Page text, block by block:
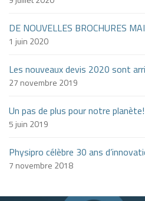
DE NOUVELLES BROCHURES
1 juin 2020
Les nouveaux devis 2020 sont
27 novembre 2019
Un pas de plus pour notre planète!
5 juin 2019
Physipro célèbre 30 ans
7 novembre 2018